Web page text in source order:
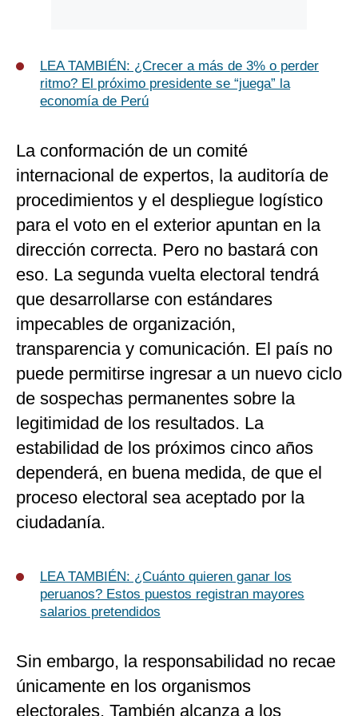
LEA TAMBIÉN: ¿Crecer a más de 3% o perder
ritmo? El próximo presidente se “juega” la
economía de Perú
La conformación de un comité
internacional de expertos, la auditoría de
procedimientos y el despliegue logístico
para el voto en el exterior apuntan en la
dirección correcta. Pero no bastará con
eso. La segunda vuelta electoral tendrá
que desarrollarse con estándares
impecables de organización,
transparencia y comunicación. El país no
puede permitirse ingresar a un nuevo ciclo
de sospechas permanentes sobre la
legitimidad de los resultados. La
estabilidad de los próximos cinco años
dependerá, en buena medida, de que el
proceso electoral sea aceptado por la
ciudadanía.
LEA TAMBIÉN: ¿Cuánto quieren ganar los
peruanos? Estos puestos registran mayores
salarios pretendidos
Sin embargo, la responsabilidad no recae
únicamente en los organismos
electorales. También alcanza a los